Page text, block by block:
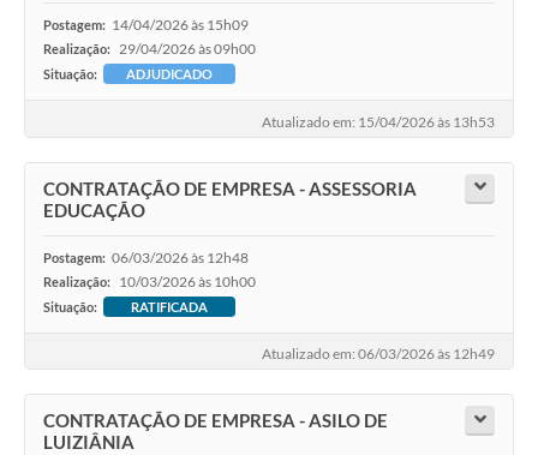
Postagem: 14/04/2026 às 15h09
Realização: 29/04/2026 às 09h00
Situação: ADJUDICADO
Atualizado em: 15/04/2026 às 13h53
CONTRATAÇÃO DE EMPRESA - ASSESSORIA
EDUCAÇÃO
Postagem: 06/03/2026 às 12h48
Realização: 10/03/2026 às 10h00
Situação: RATIFICADA
Atualizado em: 06/03/2026 às 12h49
CONTRATAÇÃO DE EMPRESA - ASILO DE
LUIZIÂNIA